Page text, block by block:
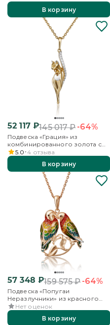
В корзину
52 117₽145 017₽-64%
Подвеска «Грация» из
комбинированного золота с
фианитами
5.0 4 отзыва
В корзину
57 348 ₽159 575₽-64%
Подвеска «Попугаи
Неразлучники» из красного
золота с фианитами и эмалью
Нет оценок
В корзину